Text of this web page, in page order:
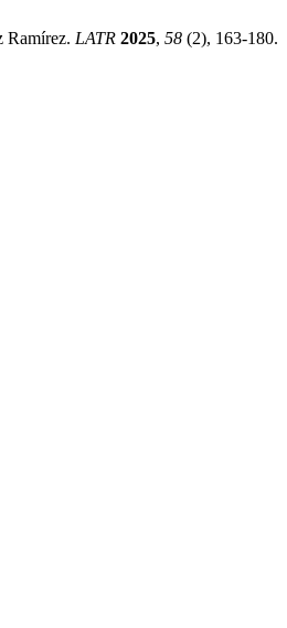
Ramírez. LATR 2025, 58 (2), 163-180.